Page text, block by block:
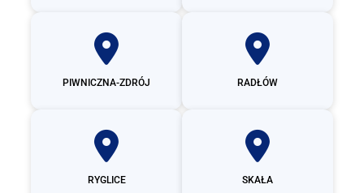
PIWNICZNA-ZDRÓJ RADŁÓW
RYGLICE SKAŁA